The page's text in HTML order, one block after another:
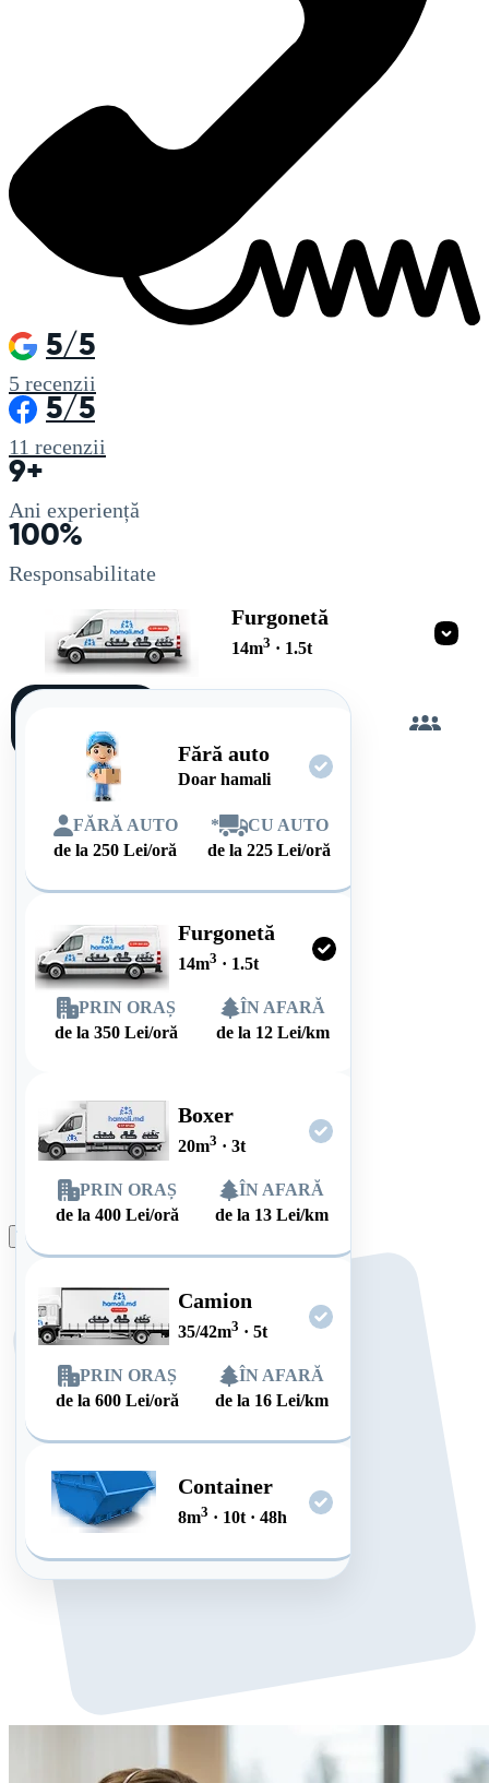
5/5
5 recenzii
5/5
11 recenzii
9+
Ani experiență
100%
Responsabilitate
Furgonetă
14m3 · 1.5t
Fără auto
Doar hamali
FĂRĂ AUTO
de la250 Lei/oră
*
CU AUTO
de la225 Lei/oră
Furgonetă
14m3 · 1.5t
PRIN ORAȘ
de la 350 Lei/oră
ÎN AFARĂ
de la 12 Lei/km
Boxer
20m3 · 3t
PRIN ORAȘ
de la400 Lei/oră
ÎN AFARĂ
de la 13 Lei/km
Camion
35/42m3 · 5t
PRIN ORAȘ
de la600 Lei/oră
ÎN AFARĂ
de la 16 Lei/km
Container
8m3 · 10t · 48h
singur
Plasează comanda